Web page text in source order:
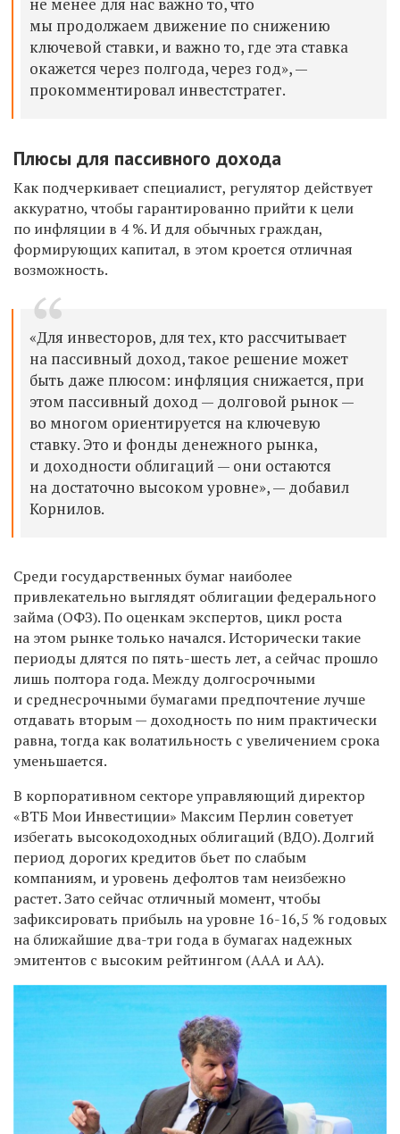
мы продолжаем движение по снижению
ключевой ставки, и важно то, где эта ставка
окажется через полгода, через год», —
прокомментировал инвестстратег.
Плюсы для пассивного дохода
Как подчеркивает специалист, регулятор действует
аккуратно, чтобы гарантированно прийти к цели
по инфляции в 4 %. И для обычных граждан,
формирующих капитал, в этом кроется отличная
возможность.
«Для инвесторов, для тех, кто рассчитывает
на пассивный доход, такое решение может
быть даже плюсом: инфляция снижается, при
этом пассивный доход — долговой рынок —
во многом ориентируется на ключевую
ставку. Это и фонды денежного рынка,
и доходности облигаций — они остаются
на достаточно высоком уровне», — добавил
Корнилов.
Среди государственных бумаг наиболее
привлекательно выглядят облигации федерального
займа (ОФЗ). По оценкам экспертов, цикл роста
на этом рынке только начался. Исторически такие
периоды длятся по пять-шесть лет, а сейчас прошло
лишь полтора года. Между долгосрочными
и среднесрочными бумагами предпочтение лучше
отдавать вторым — доходность по ним практически
равна, тогда как волатильность с увеличением срока
уменьшается.
В корпоративном секторе управляющий директор
«ВТБ Мои Инвестиции» Максим Перлин советует
избегать высокодоходных облигаций (ВДО). Долгий
период дорогих кредитов бьет по слабым
компаниям, и уровень дефолтов там неизбежно
растет. Зато сейчас отличный момент, чтобы
зафиксировать прибыль на уровне 16-16,5 % годовых
на ближайшие два-три года в бумагах надежных
эмитентов с высоким рейтингом (ААА и АА).